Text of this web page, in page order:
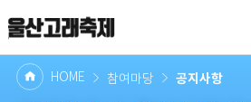
HOME 참여마당 공지사항